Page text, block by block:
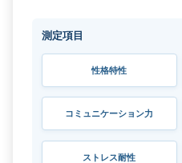
測定項目
性格特性
コミュニケーション力
ストレス耐性